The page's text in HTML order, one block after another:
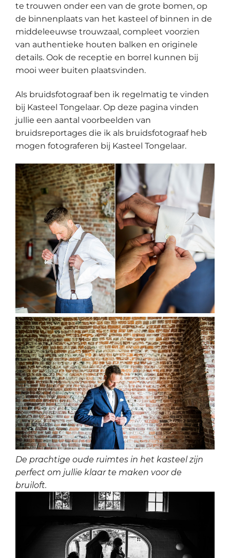
te trouwen onder een van de grote bomen, op
de binnenplaats van het kasteel of binnen in de
middeleeuwse trouwzaal, compleet voorzien
van authentieke houten balken en originele
details. Ook de receptie en borrel kunnen bij
mooi weer buiten plaatsvinden.
Als bruidsfotograaf ben ik regelmatig te vinden
bij Kasteel Tongelaar. Op deze pagina vinden
jullie een aantal voorbeelden van
bruidsreportages die ik als bruidsfotograaf heb
mogen fotograferen bij Kasteel Tongelaar.
De prachtige oude ruimtes in het kasteel zijn
perfect om jullie klaar te maken voor de
bruiloft.